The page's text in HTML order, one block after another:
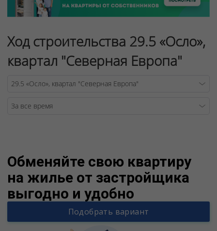
Ход строительства 29.5 «Осло»,
квартал "Северная Европа"
Обменяйте свою квартиру
на жилье от застройщика
выгодно и удобно
Подобрать вариант